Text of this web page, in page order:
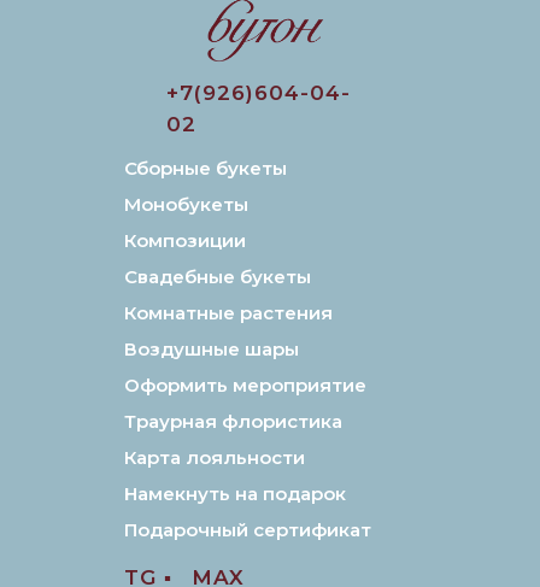
Свадебные букеты
Композиции
Монобукеты
Сборные букеты
Комнатные растения
Воздушные шары
Траурная флористика
Оформить мероприятие
Подарочный сертификат
Намекнуть на подарок
Карта лояльности
+7(926)604-04-
02
TG ▪️ MAX